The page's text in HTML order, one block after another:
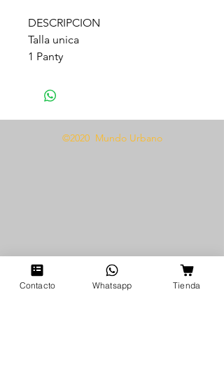
DESCRIPCION
Talla unica
1 Panty
©2020 Mundo Urbano
Contacto Whatsapp Tienda